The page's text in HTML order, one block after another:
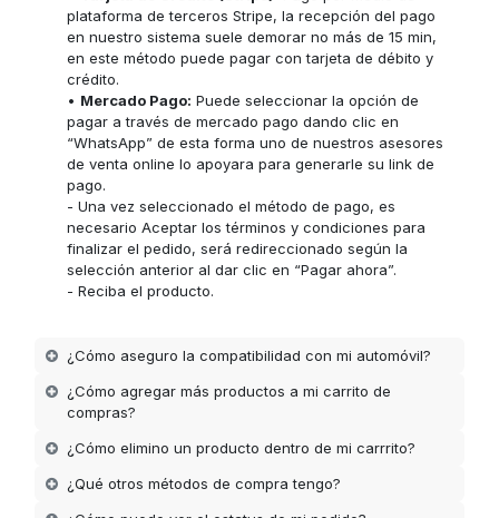
plataforma de terceros Stripe, la recepción del pago
en nuestro sistema suele demorar no más de 15 min,
en este método puede pagar con tarjeta de débito y
crédito.
• Mercado Pago: Puede seleccionar la opción de
pagar a través de mercado pago dando clic en
“WhatsApp” de esta forma uno de nuestros asesores
de venta online lo apoyara para generarle su link de
pago.
- Una vez seleccionado el método de pago, es
necesario Aceptar los términos y condiciones para
finalizar el pedido, será redireccionado según la
selección anterior al dar clic en “Pagar ahora”.
- Reciba el producto.
¿Cómo aseguro la compatibilidad con mi automóvil?
¿Cómo agregar más productos a mi carrito de
compras?
¿Cómo elimino un producto dentro de mi carrrito?
¿Qué otros métodos de compra tengo?